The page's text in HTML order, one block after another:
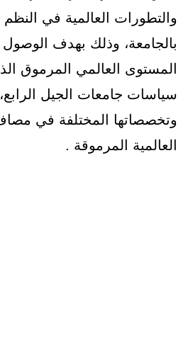
والتطورات العالمية في النظم
بالجامعة، وذلك بهدف الوصول
المستوى العالمي المرموق
سياسات جامعات الجيل
وتخصصاتها المختلفة في
العالمية المرموقة .